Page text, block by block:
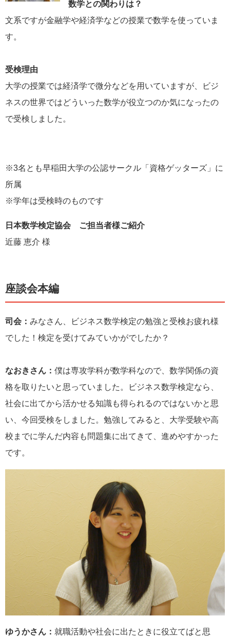
数学との関わりは？
文系ですが金融学や経済学などの授業で数学を使っていま
す。
受検理由
大学の授業では経済学で微分などを用いていますが、ビジ
ネスの世界ではどういった数学が役立つのか気になったの
で受検しました。
※3名とも早稲田大学の公認サークル「資格ゲッターズ」に
所属
※学年は受検時のものです
日本数学検定協会 ご担当者様ご紹介
近藤 恵介 様
座談会本編
司会： みなさん、ビジネス数学検定の勉強と受検お疲れ様
でした！検定を受けてみていかがでしたか？
なおきさん： 僕は専攻学科が数学科なので、数学関係の資
格を取りたいと思っていました。ビジネス数学検定なら、
社会に出てから活かせる知識も得られるのではないかと思
い、今回受検をしました。勉強してみると、大学受験や高
校までに学んだ内容も問題集に出てきて、進めやすかった
です。
ゆうかさん： 就職活動や社会に出たときに役立てばと思